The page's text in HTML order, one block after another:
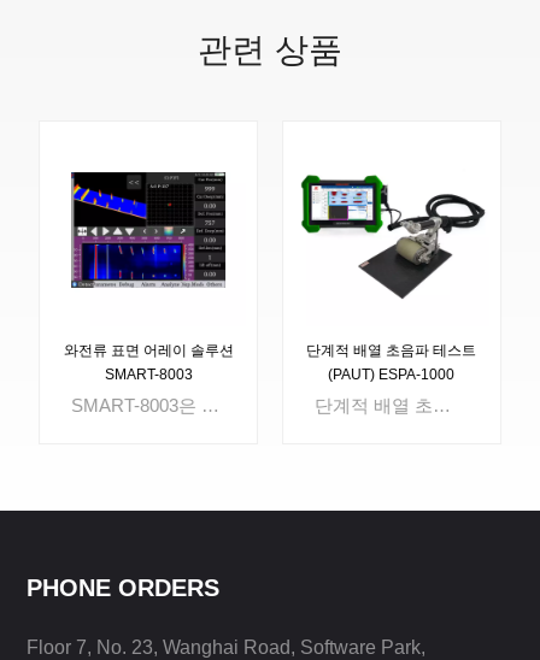
관련 상품
와전류 표면 어레이 솔루션
SMART-8003
SMART-8003은 ECA(Eddy Current Surface Array Solution), 영상 검사, 위성 측위, 고감도/광대역 고해상도 UT, 스위프 주파수, RF, MIA를 포함한 휴대용 NDT 검사 장비입니다. 다양한 검사 방법의 결과를 통해 엔지니어는 쉽게 분석하고 검증할 수 있습니다. 이는 보다 객관적이고 진실된 평가를 얻는 데 도움이 됩니다.
단계적 배열 초음파 테스트
(PAUT) ESPA-1000
단계적 배열 초음파 테스트 (PAUT)는 기존 UT의 기능을 다루는 고급 UT 기술입니다. ESPA-1000은 기존의 초음파, FMC, TFM 및 단계적 배열 초음파 테스트 (PAUT)를 갖춘 강력한 초음파 결함 검출기 (PAUT)입니다. 이 휴대용 단계적 배열 초음파 테스트 장치를 사용하면 TFM 및 PA 모두를 동시에 캡처하고 동일한 화면에 표시 할 수 있습니다.
PHONE ORDERS
Floor 7, No. 23, Wanghai Road, Software Park,